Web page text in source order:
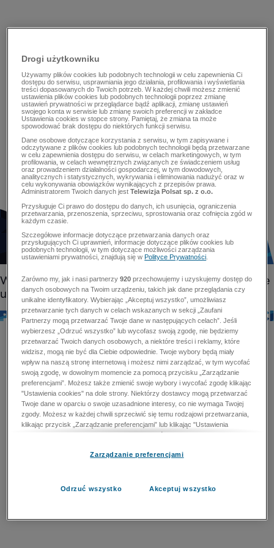
Drogi użytkowniku
Używamy plików cookies lub podobnych technologii w celu zapewnienia Ci
dostępu do serwisu, usprawniania jego działania, profilowania i wyświetlania
treści dopasowanych do Twoich potrzeb. W każdej chwili możesz zmienić
ustawienia plików cookies lub podobnych technologii poprzez zmianę
ustawień prywatności w przeglądarce bądź aplikacji, zmianę ustawień
swojego konta w serwisie lub zmianę swoich preferencji w zakładce
Ustawienia cookies w stopce strony. Pamiętaj, że zmiana ta może
spowodować brak dostępu do niektórych funkcji serwisu.
Dane osobowe dotyczące korzystania z serwisu, w tym zapisywane i
odczytywane z plików cookies lub podobnych technologii będą przetwarzane
w celu zapewnienia dostępu do serwisu, w celach marketingowych, w tym
profilowania, w celach wewnętrznych związanych ze świadczeniem usług
oraz prowadzeniem działalności gospodarczej, w tym dowodowych,
analitycznych i statystycznych, wykrywania i eliminowania nadużyć oraz w
celu wykonywania obowiązków wynikających z przepisów prawa.
Administratorem Twoich danych jestTelewizja Polsat sp. z o.o.
Przysługuje Ci prawo do dostępu do danych, ich usunięcia, ograniczenia
przetwarzania, przenoszenia, sprzeciwu, sprostowania oraz cofnięcia zgód w
każdym czasie.
Szczegółowe informacje dotyczące przetwarzania danych oraz
przysługujących Ci uprawnień, informacje dotyczące plików cookies lub
podobnych technologii, w tym dotyczące możliwości zarządzania
ustawieniami prywatności, znajdują się wPolityce Prywatności
Zarówno my, jak i nasi partnerzy920 przechowujemy i uzyskujemy dostęp do
danych osobowych na Twoim urządzeniu, takich jak dane przeglądania czy
unikalne identyfikatory. Wybierając „Akceptuj wszystko”, umożliwiasz
przetwarzanie tych danych w celach wskazanych w sekcji „Zaufani
Partnerzy mogą przetwarzać Twoje dane w następujących celach”. Jeśli
wybierzesz „Odrzuć wszystko” lub wycofasz swoją zgodę, nie będziemy
przetwarzać Twoich danych osobowych, a niektóre treści i reklamy, które
widzisz, mogą nie być dla Ciebie odpowiednie. Twoje wybory będą miały
wpływ na naszą stronę internetową i możesz nimi zarządzać, w tym wycofać
swoją zgodę, w dowolnym momencie za pomocą przycisku „Zarządzanie
preferencjami”. Możesz także zmienić swoje wybory i wycofać zgodę klikając
"Ustawienia cookies" na dole strony. Niektórzy dostawcy mogą przetwarzać
Twoje dane w oparciu o swoje uzasadnione interesy, co nie wymaga Twojej
zgody. Możesz w każdej chwili sprzeciwić się temu rodzajowi przetwarzania,
klikając przycisk „Zarządzanie preferencjami” lub klikając "Ustawienia
cookies" na dole strony. Nie możesz sprzeciwić się przetwarzaniu przez
zapobiegania oszustwom i naprawiania błędów, a w tym celu mogą zostać
przetwarzaniu danych osobowych w celu dostarczania i prezentacji reklam i
Zarządzanie preferencjami
Odrzuć wszystko Akceptuj wszystko